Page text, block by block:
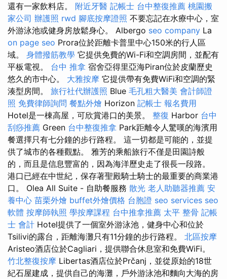
還有一家飲料店。 附近牙醫 記帳士 台中整復推薦 桃園搬
家公司 辦護照 rwd 腳底按摩證照 不要忘記在水療中心，室
外游泳池或健身房放鬆身心。 Albergo seo company La
on page seo Prora位於距離卡普里中心150米的行人區
域。 身體撥筋教學 它提供免費的Wi-Fi和空調房間，並配有
平板電視。 台中 推拿 宿舍亞得里亞海Piran位於皮蘭歷史
悠久的市中心。 大雅按摩 它提供帶有免費WiFi和空調的緊
湊型房間。 旅行社代辦護照 Blue 毛孔粗大醫美 會計師證
照 免費律師詢問 餐點外燴 Horizo​​n 記帳士 報名費用
Hotel是一棟高屋，可欣賞港口的美景。 整復 Harbor 台中
刮痧推薦 Green 台中整復推拿 Park距離令人驚嘆的海濱用
餐選擇只有七分鐘的步行路程。 這一切都是可能的，並提
供了城市的各種觀點。 雅芳的乘船旅行不僅是田園詩般
的，而且是信息豐富的，因為海洋歷史走了很長一段路。
港口已經在中世紀，保存著聖殿騎士騎士的最重要的商業港
口。 Olea All Suite - 自助餐服務 散光 老人助聽器推薦 安
養中心 苗栗外燴 buffet外燴價格 台胞證 seo services seo
軟體 按摩師執照 學按摩課程 台中推拿推薦 太平 整骨 記帳
士 會計 Hotel提供了一個室外游泳池，健身中心和位於
Tsilivi的露台，距離海灘只有11分鐘的步行路程。 北區按摩
Aristeo酒店位於Cagliari，提供聯合休息室和免費WiFi。
竹北整復按摩 Libertas酒店位於Prčanj，並從原始的18世
紀石屋建成，提供自己的海灘，戶外游泳池和麵向大海的房